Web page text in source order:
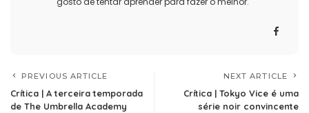
PREVIOUS ARTICLE
Crítica | A terceira temporada
de The Umbrella Academy
NEXT ARTICLE
Crítica | Tokyo Vice é uma
série noir convincente